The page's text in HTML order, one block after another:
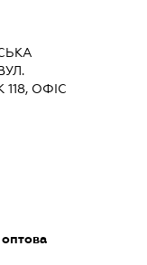
ОФІС
оптова